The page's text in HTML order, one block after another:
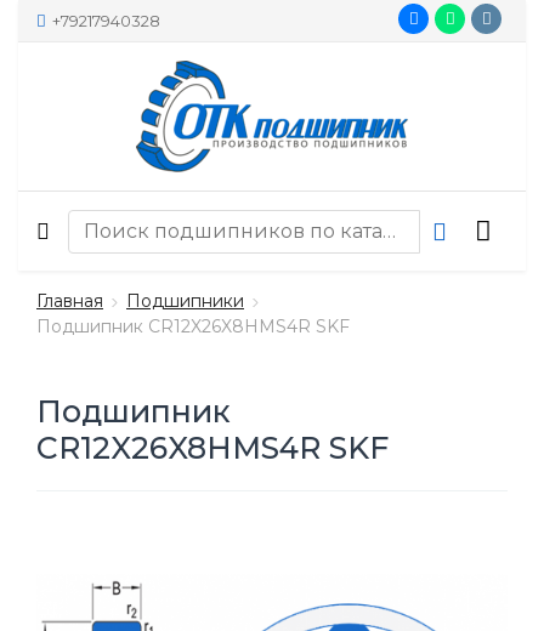
+79217940328
Главная
Подшипники
Подшипник CR12X26X8HMS4R SKF
Подшипник
CR12X26X8HMS4R SKF